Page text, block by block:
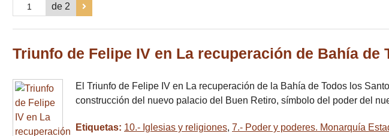
de 2
Triunfo de Felipe IV en La recuperación de Bahía de
El Triunfo de Felipe IV en La recuperación de la Bahía de Todos los
construcción del nuevo palacio del Buen Retiro, símbolo del poder del
Etiquetas: 10.- Iglesias y religiones, 7.- Poder y poderes. Monarquía